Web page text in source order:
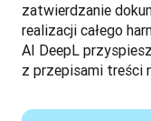
zatwierdzanie
realizacji całego
AI DeepL
z przepisami treści